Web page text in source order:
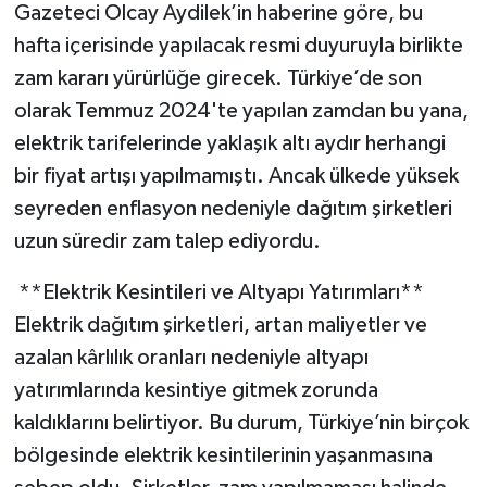
Gazeteci Olcay Aydilek’in haberine göre, bu
hafta içerisinde yapılacak resmi duyuruyla birlikte
zam kararı yürürlüğe girecek. Türkiye’de son
olarak Temmuz 2024'te yapılan zamdan bu yana,
elektrik tarifelerinde yaklaşık altı aydır herhangi
bir fiyat artışı yapılmamıştı. Ancak ülkede yüksek
seyreden enflasyon nedeniyle dağıtım şirketleri
uzun süredir zam talep ediyordu.
**Elektrik Kesintileri ve Altyapı Yatırımları**
Elektrik dağıtım şirketleri, artan maliyetler ve
azalan kârlılık oranları nedeniyle altyapı
yatırımlarında kesintiye gitmek zorunda
kaldıklarını belirtiyor. Bu durum, Türkiye’nin birçok
bölgesinde elektrik kesintilerinin yaşanmasına